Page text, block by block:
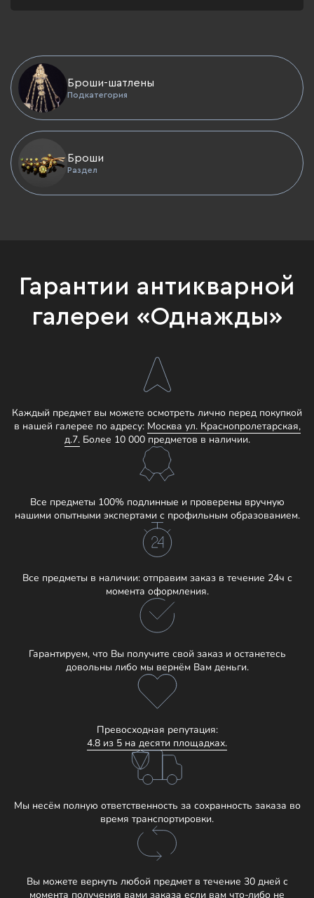
Броши-шатлены
Подкатегория
Броши
Раздел
Гарантии антикварной
галереи «Однажды»
Каждый предмет вы можете осмотреть лично перед покупкой
в нашей галерее по адресу: Москва ул. Краснопролетарская,
д.7.Более 10 000 предметов в наличии.
Все предметы 100% подлинные и проверены вручную
нашими опытными экспертами с профильным образованием.
Все предметы в наличии: отправим заказ в течение 24ч с
момента оформления.
Гарантируем, что Вы получите свой заказ и останетесь
довольны либо мы вернём Вам деньги.
Превосходная репутация:
4.8 из 5 на десяти площадках.
Мы несём полную ответственность за сохранность заказа во
время транспортировки.
Вы можете вернуть любой предмет в течение 30 дней с
момента получения вами заказа если вам что-либо не